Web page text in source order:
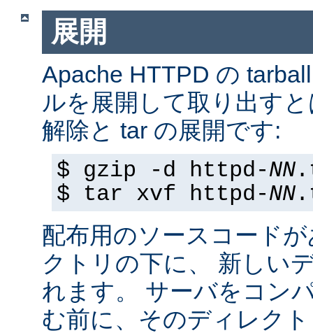
展開
Apache HTTPD の
ルを展開して取り出す
解除と tar の展開です:
$ gzip -d httpd-NN
$ tar xvf httpd-NN
配布用のソースコード
クトリの下に、 新しい
れます。 サーバをコン
む前に、そのディレク